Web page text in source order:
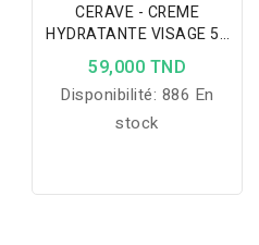
CERAVE - CREME
HYDRATANTE VISAGE 52
ML
59,000 TND
Disponibilité: 886 En
stock